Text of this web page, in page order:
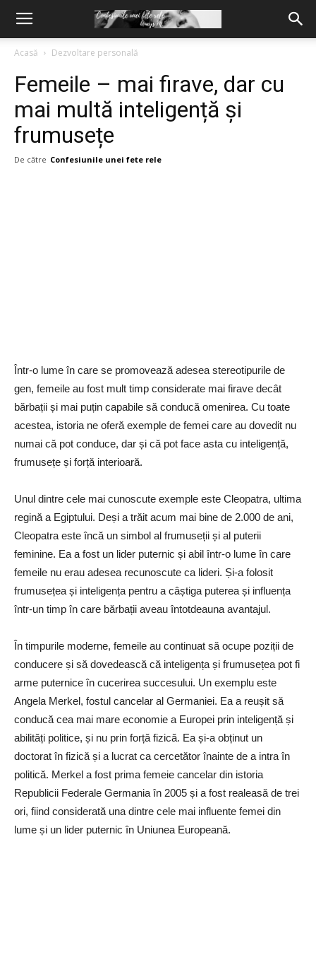
Acasă Dezvoltare personală
Femeile – mai firave, dar cu
mai multă inteligență și
frumusețe
De către Confesiunile unei fete rele
Într-o lume în care se promovează adesea stereotipurile de
gen, femeile au fost mult timp considerate mai firave decât
bărbații și mai puțin capabile să conducă omenirea. Cu toate
acestea, istoria ne oferă exemple de femei care au dovedit nu
numai că pot conduce, dar și că pot face asta cu inteligență,
frumusețe și forță interioară.
Unul dintre cele mai cunoscute exemple este Cleopatra, ultima
regină a Egiptului. Deși a trăit acum mai bine de 2.000 de ani,
Cleopatra este încă un simbol al frumuseții și al puterii
feminine. Ea a fost un lider puternic și abil într-o lume în care
femeile nu erau adesea recunoscute ca lideri. Și-a folosit
frumusețea și inteligența pentru a câștiga puterea și influența
într-un timp în care bărbații aveau întotdeauna avantajul.
În timpurile moderne, femeile au continuat să ocupe poziții de
conducere și să dovedească că inteligența și frumusețea pot fi
arme puternice în cucerirea succesului. Un exemplu este
Angela Merkel, fostul cancelar al Germaniei. Ea a reușit să
conducă cea mai mare economie a Europei prin inteligență și
abilități politice, și nu prin forță fizică. Ea și-a obținut un
doctorat în fizică și a lucrat ca cercetător înainte de a intra în
politică. Merkel a fost prima femeie cancelar din istoria
Republicii Federale Germania în 2005 și a fost realeasă de trei
ori, fiind considerată una dintre cele mai influente femei din
lume și un lider puternic în Uniunea Europeană.